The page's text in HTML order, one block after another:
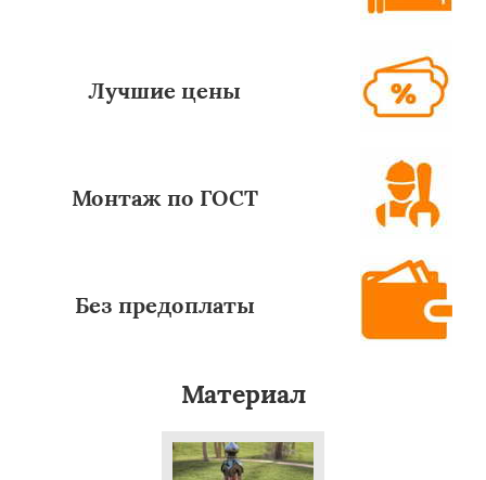
Лучшие цены
Монтаж по ГОСТ
Без предоплаты
Материал